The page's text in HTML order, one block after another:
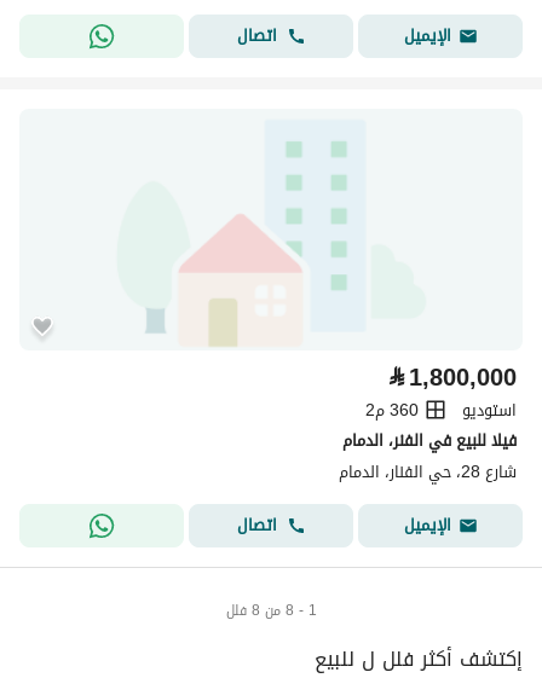
الإيميل
اتصال
⃁1,800,000
استوديو
360 م2
فيلا للبيع في الفنر، الدمام
شارع 28، حي الفنار، الدمام
الإيميل
اتصال
1 - 8 من 8 فلل
إكتشف أكثر فلل ل للبيع